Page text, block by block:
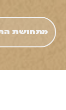
מתחושת